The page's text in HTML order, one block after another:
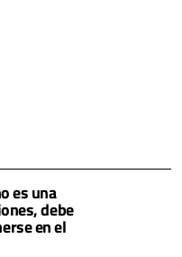
es una
debe
en el